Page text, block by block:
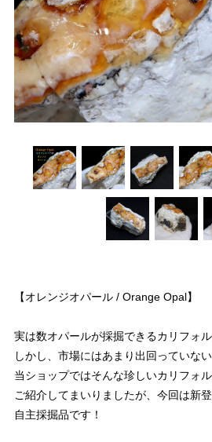
【オレンジオパール / Orange Opal】
実は数オパールが採掘できるカリフォ
しかし、市場にはあまり出回っていない
当ショップではそんな珍しいカリフォ
ご紹介してまいりましたが、今回は新
自主採掘品です！